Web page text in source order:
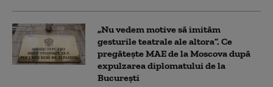
„Nu vedem motive să imităm
gesturile teatrale ale altora”. Ce
pregătește MAE de la Moscova după
expulzarea diplomatului de la
București